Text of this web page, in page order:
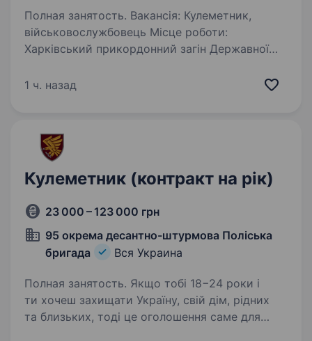
Полная занятость. Вакансія: Кулеметник,
військовослужбовець Місце роботи:
Харківський прикордонний загін Державної
Повна зайнятість Обов’язки: Виконання
1 ч. назад
Кулеметник (контракт на рік)
23 000 – 123 000 грн
95 окрема десантно-штурмова Поліська
бригада
Вся Украина
Полная занятость. Якщо тобі 18−24 роки і
ти хочеш захищати Україну, свій дім, рідних
та близьких, тоді це оголошення саме для